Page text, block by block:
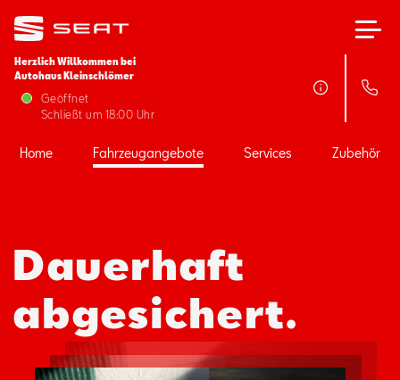
Herzlich Willkommen bei
Autohaus Kleinschlömer
Geöffnet
Schließt um 18:00 Uhr
Home
Fahrzeugangebote
Zubehör
SEAT FOR BUSINESS
Über uns
Home Fahrzeugangebote Services Zubehör
Dauerhaft
abgesichert.